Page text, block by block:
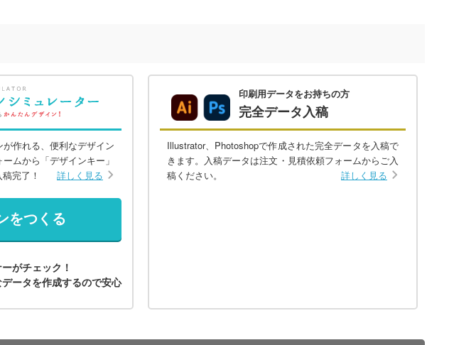
作れる、便利なデザイン
ムから「デザインキー」
完了！
詳しく見る
をつくる
がチェック！
ータを作成するので安心
印刷用データをお持ちの方
完全データ入稿
Illustrator、Photoshopで作成された完全データを入稿で
きます。入稿データは注文・見積依頼フォームからご入
稿ください。
詳しく見る